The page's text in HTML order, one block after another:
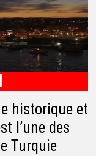
historique et
l’une des
Turquie